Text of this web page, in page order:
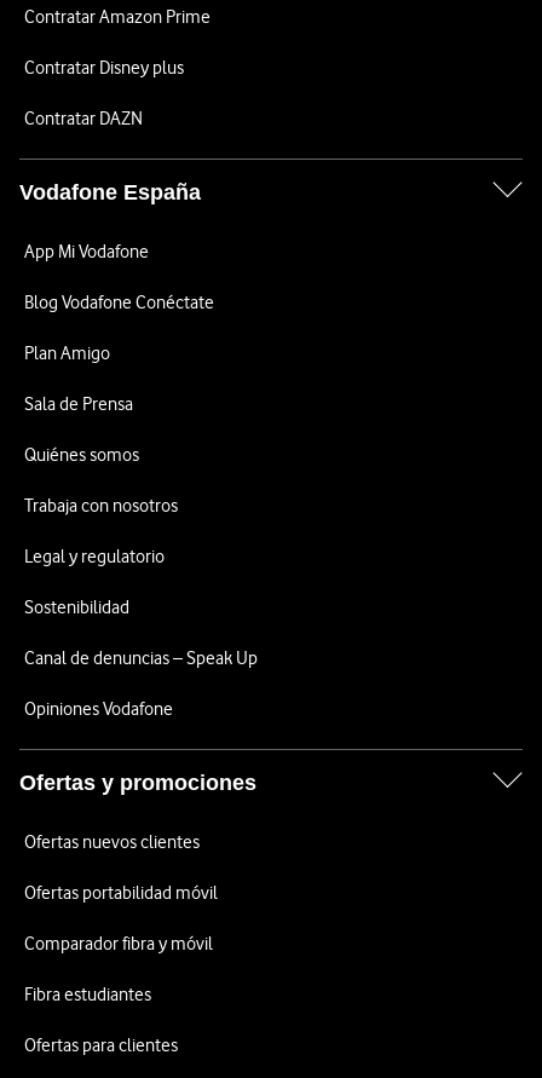
Contratar Amazon Prime
Contratar Disney plus
Contratar DAZN
Vodafone España
App Mi Vodafone
Blog Vodafone Conéctate
Plan Amigo
Sala de Prensa
Quiénes somos
Trabaja con nosotros
Legal y regulatorio
Sostenibilidad
Canal de denuncias – Speak Up
Opiniones Vodafone
Ofertas y promociones
Ofertas nuevos clientes
Ofertas portabilidad móvil
Comparador fibra y móvil
Fibra estudiantes
Ofertas para clientes